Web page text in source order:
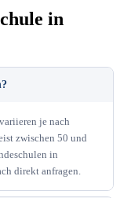
in
je nach
zwischen 50 und
in
direkt anfragen.